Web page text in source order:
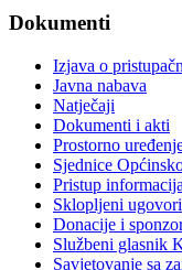
Dokumenti
Izjava o
Javna nabava
Natječaji
Dokumenti i akti
Prostorno
Sjednice
Pristup
Sklopljeni ugovori
Donacije i
Službeni glasnik
Savjetovanje sa